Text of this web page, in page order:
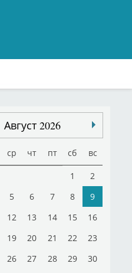
Август 2026
ср чт пт сб вс
1
2
5 6 7 8
9
12 13 14 15
16
19 20 21 22
23
26 27 28 29
30